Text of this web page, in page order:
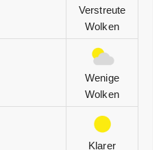
Verstreute
Wolken
Wenige
Wolken
Klarer